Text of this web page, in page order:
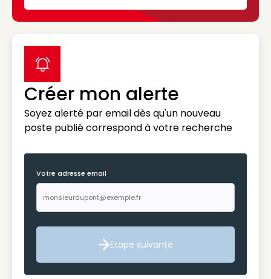
Créer mon alerte
Soyez alerté par email dès qu'un nouveau
poste publié correspond à votre recherche
label icon
Votre adresse email*
Etape suivante
Etape suivante